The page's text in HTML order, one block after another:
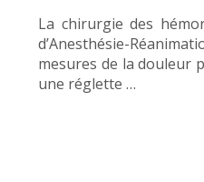
La chirurgie des
d’Anesthésie-
mesures de la douleur
une réglette …